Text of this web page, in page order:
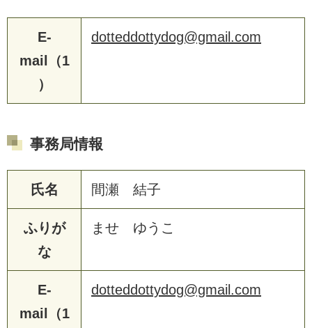
E-
mail（1
）
dotteddottydog@gmail.com
事務局情報
氏名 間瀬 結子
ふりが
な
ませ ゆうこ
E-
mail（1
dotteddottydog@gmail.com